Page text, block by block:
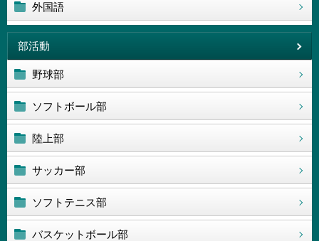
外国語
部活動
野球部
ソフトボール部
陸上部
サッカー部
ソフトテニス部
バスケットボール部